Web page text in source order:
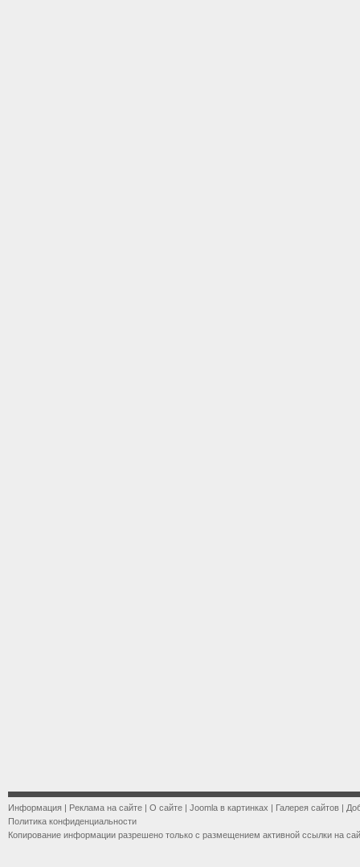
Информация | Реклама на сайте | О сайте | Joomla в картинках | Галерея сайтов |
Политика конфиденциальности
Копирование информации разрешено только с размещением активной ссылки на